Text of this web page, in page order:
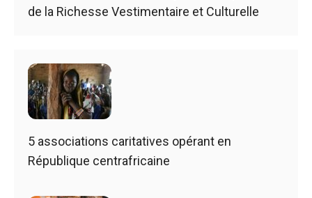
de la Richesse Vestimentaire et Culturelle
5 associations caritatives opérant en
République centrafricaine